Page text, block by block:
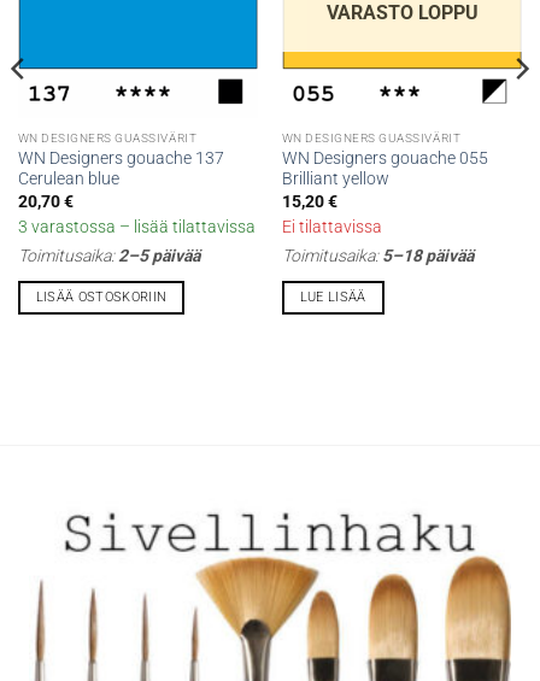
WN DESIGNERS GUASSIVÄRIT
WN Designers gouache 137
Cerulean blue
20,70€
3 varastossa – lisää tilattavissa
Toimitusaika:2–5 päivää
LISÄÄ OSTOSKORIIN
VARASTO LOPPU
WN DESIGNERS GUASSIVÄRIT
WN Designers gouache 055
Brilliant yellow
15,20€
Ei tilattavissa
Toimitusaika:5–18 päivää
LUE LISÄÄ